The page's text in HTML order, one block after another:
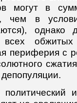
могут в
чем в
однако
всех
периферия с
депопуляции.
политический